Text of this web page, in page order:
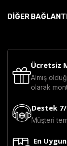
DİĞER
Ücretsiz
Almış
olarak
Destek
Müşteri
En